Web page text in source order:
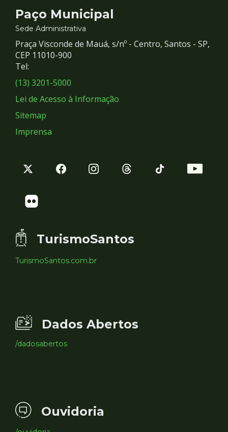
Contato
e
Redes
Sociais
Paço Municipal
Sede Administrativa
Praça Visconde de Mauá, s/nº - Centro, Santos - SP,
CEP 11010-900
Tel:
(13) 3201-5000
Lei de Acesso à Informação
Sitemap
Imprensa
TurismoSantos
TurismoSantos.com.br
Dados Abertos
/dadosabertos
Ouvidoria